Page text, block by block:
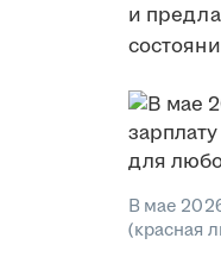
и
В мае
(красная